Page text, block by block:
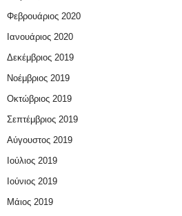
Φεβρουάριος 2020
Ιανουάριος 2020
Δεκέμβριος 2019
Νοέμβριος 2019
Οκτώβριος 2019
Σεπτέμβριος 2019
Αύγουστος 2019
Ιούλιος 2019
Ιούνιος 2019
Μάιος 2019